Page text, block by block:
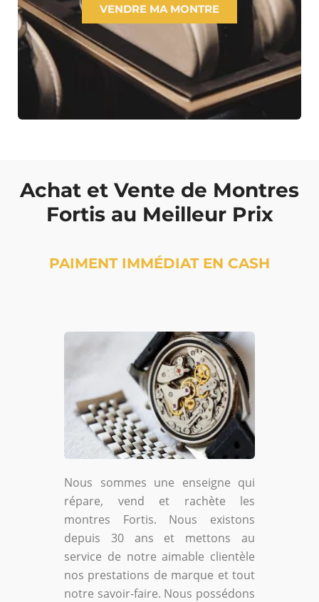
VENDRE MA MONTRE
Achat et Vente de Montres
Fortis au Meilleur Prix
PAIMENT IMMÉDIAT EN CASH
Nous sommes une enseigne qui
répare, vend et rachète les
montres Fortis. Nous existons
depuis 30 ans et mettons au
service de notre aimable clientèle
nos prestations de marque et tout
notre savoir-faire. Nous possédons